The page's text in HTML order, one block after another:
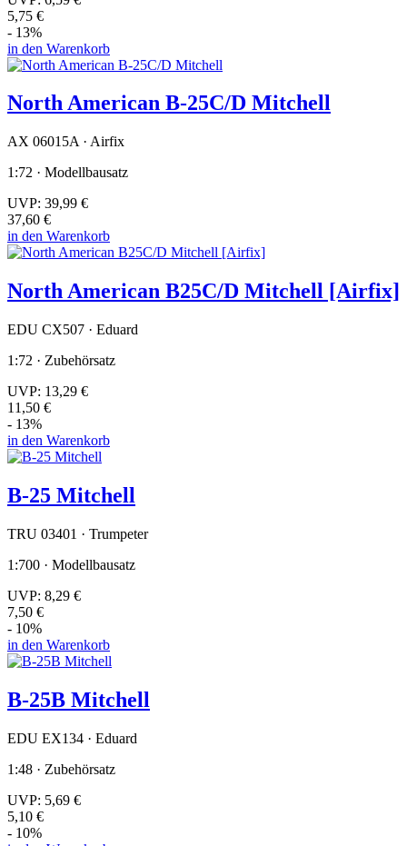
5,75 €
- 13%
in den Warenkorb
North American B-25C/D Mitchell
AX 06015A · Airfix
1:72 · Modellbausatz
UVP: 39,99 €
37,60 €
in den Warenkorb
North American B25C/D Mitchell [Airfix]
EDU CX507 · Eduard
1:72 · Zubehörsatz
UVP: 13,29 €
11,50 €
- 13%
in den Warenkorb
B-25 Mitchell
TRU 03401 · Trumpeter
1:700 · Modellbausatz
UVP: 8,29 €
7,50 €
- 10%
in den Warenkorb
B-25B Mitchell
EDU EX134 · Eduard
1:48 · Zubehörsatz
UVP: 5,69 €
5,10 €
- 10%